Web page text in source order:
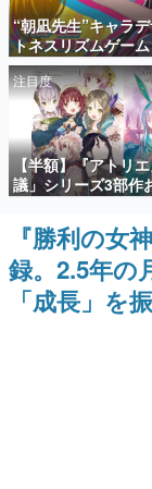
アプリセール情報
インタビュー
連載・
殿
SNS
ど。
事を
ゲ
名作
聞き
きま
“朝凪先生”キャラ
トネスリズムゲー
れ！チアリズム』
ページが公開。キ
CVは陽向葵ゅかさ
注目度
【半額】『アトリ
議」シリーズ3部作
ィーのアトリエ2』
Kindle版が50%オフ
ルが開催中。各作
美麗なイラストの
んに収録
『勝利の女
録。2.5年の
「成長」を